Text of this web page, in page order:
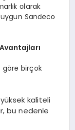
olarak
Sandeco
göre birçok
kaliteli
bu nedenle